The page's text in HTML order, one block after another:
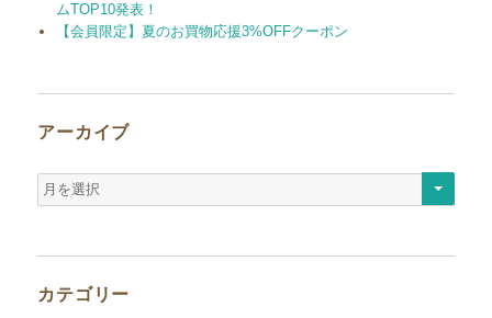
ムTOP10発表！
【会員限定】夏のお買物応援3%OFFクーポン
アーカイブ
ア
ー
カテゴリー